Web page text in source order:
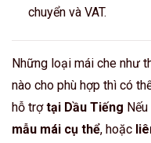
chuyển và VAT.
Những loại mái che như
nào cho phù hợp thì có
hỗ trợtại Dầu Tiếng
mẫu mái cụ thể, hoặc